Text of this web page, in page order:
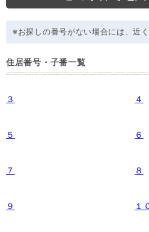
※お探しの番号がない場合には、近
住居番号・子番一覧
３ ４
５ ６
７ ８
９ １